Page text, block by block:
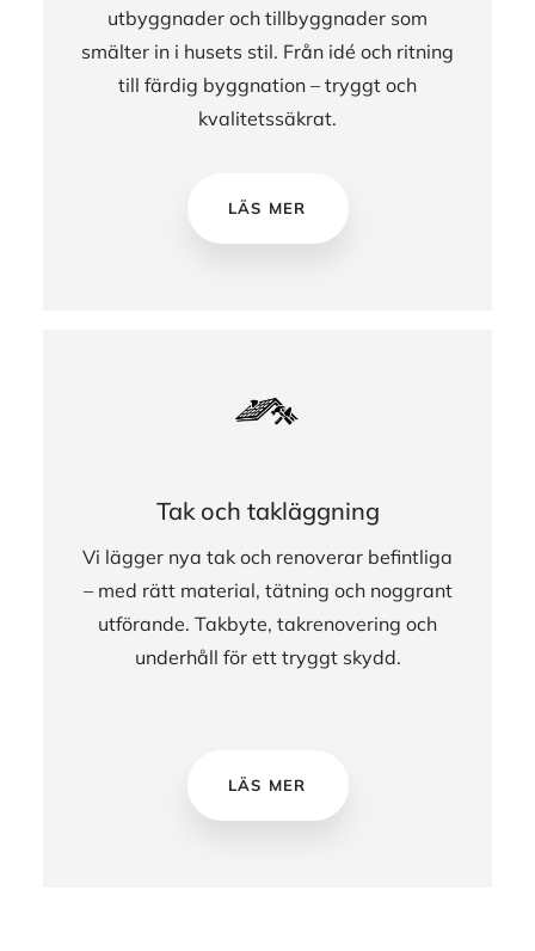
utbyggnader och tillbyggnader som
smälter in i husets stil. Från idé och ritning
till färdig byggnation – tryggt och
kvalitetssäkrat.
LÄS MER
Tak och takläggning
Vi lägger nya tak och renoverar befintliga
– med rätt material, tätning och noggrant
utförande. Takbyte, takrenovering och
underhåll för ett tryggt skydd.
LÄS MER